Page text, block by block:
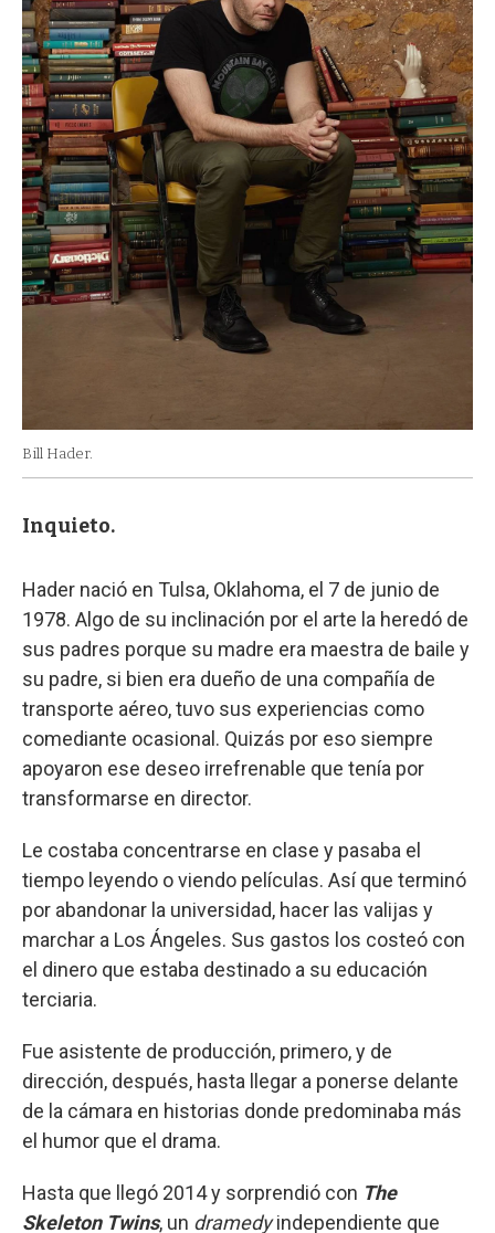
Bill Hader.
Inquieto.
Hader nació en Tulsa, Oklahoma, el 7 de junio de
1978. Algo de su inclinación por el arte la heredó de
sus padres porque su madre era maestra de baile y
su padre, si bien era dueño de una compañía de
transporte aéreo, tuvo sus experiencias como
comediante ocasional. Quizás por eso siempre
apoyaron ese deseo irrefrenable que tenía por
transformarse en director.
Le costaba concentrarse en clase y pasaba el
tiempo leyendo o viendo películas. Así que terminó
por abandonar la universidad, hacer las valijas y
marchar a Los Ángeles. Sus gastos los costeó con
el dinero que estaba destinado a su educación
terciaria.
Fue asistente de producción, primero, y de
dirección, después, hasta llegar a ponerse delante
de la cámara en historias donde predominaba más
el humor que el drama.
Hasta que llegó 2014 y sorprendió con The
Skeleton Twins, un dramedyindependiente que